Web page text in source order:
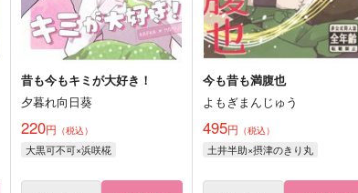
昔も今もキミが大好き！
夕暮れ向日葵
220円 （税込）
大黒可不可×浜咲椛
今も昔も満腹也
よもぎまんじゅう
495円 （税込）
土井半助×摂津のきり丸